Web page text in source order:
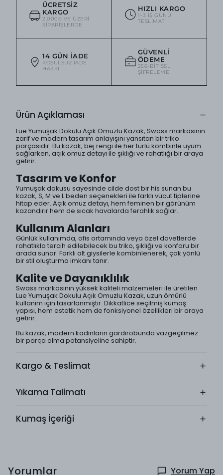
ÜCRETSIZ
KARGO
2.000₺ VE ÜZERI
SIPARIŞLERDE
HIZLI KARGO
1–3 IŞ GÜNÜ
TESLIMAT
14 GÜN İADE
KOŞULSUZ IADE
HAKKI
GÜVENLI
ÖDEME
256-BIT SSL
ŞIFRELEME
Ürün Açıklaması
Lue Yumuşak Dokulu Açık Omuzlu Kazak, Swass markasının
zarif ve modern tasarım anlayışını yansıtan bir triko
parçasıdır. Bu kazak, bej rengi ile her türlü kombinle uyum
sağlarken, açık omuz detayı ile şıklığı ve rahatlığı bir araya
getirir.
Tasarım ve Konfor
Yumuşak dokusu sayesinde cilde dost bir his sunan bu
kazak, S, M ve L beden seçenekleri ile farklı vücut tiplerine
hitap eder. Açık omuz detayı, hem feminen bir görünüm
kazandırır hem de sıcak havalarda ferahlık sağlar.
Kullanım Alanları
Günlük kullanımda, ofis ortamında veya özel davetlerde
rahatlıkla tercih edilebilecek bu triko, şıklığı ve konforu bir
arada sunar. Farklı alt giysilerle kombinlenerek, çok yönlü
bir stil oluşturma imkanı tanır.
Kalite ve Dayanıklılık
Swass markasının yüksek kaliteli malzemeleri ile üretilen
Lue Yumuşak Dokulu Açık Omuzlu Kazak, uzun ömürlü
kullanım için tasarlanmıştır. Dikkatlice seçilmiş kumaş
yapısı, hem estetik hem de fonksiyonel özellikleri bir araya
getirir.
Bu kazak, modern kadınların gardırobunda vazgeçilmez
bir parça olma potansiyeline sahiptir.
Kargo & Teslimat
Yıkama Talimatı
Kumaş İçeriği
Yorumlar Yorum Yap